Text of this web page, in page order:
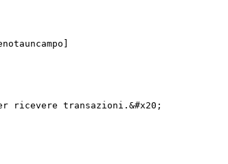
ricevere transazioni.&#x20;